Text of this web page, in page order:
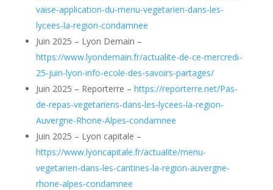
vaise-application-du-menu-vegetarien-dans-les-
lycees-la-region-condamnee
Juin 2025 – Lyon Demain –
https://www.lyondemain.fr/actualite-de-ce-mercredi-
25-juin-lyon-info-ecole-des-savoirs-partages/
Juin 2025 – Reporterre – https://reporterre.net/Pas-
de-repas-vegetariens-dans-les-lycees-la-region-
Auvergne-Rhone-Alpes-condamnee
Juin 2025 – Lyon capitale –
https://www.lyoncapitale.fr/actualite/menu-
vegetarien-dans-les-cantines-la-region-auvergne-
rhone-alpes-condamnee